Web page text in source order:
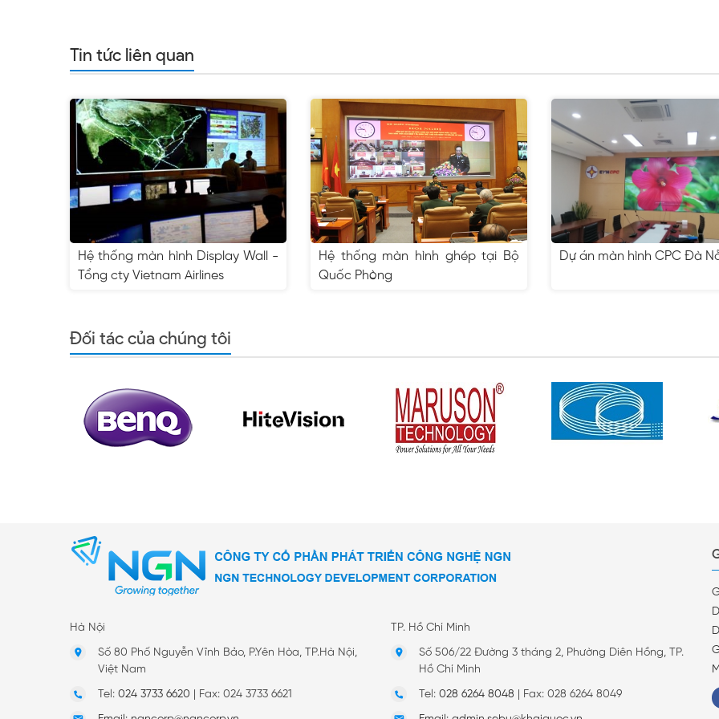
Tin tức liên quan
Hệ thống màn hình Display Wall -
Tổng cty Vietnam Airlines
Hệ thống màn hình ghép tại Bộ
Quốc Phòng
Dự án màn hình CPC Đà
Đối tác của chúng tôi
Hà Nội
Số 80 Phố Nguyễn Vĩnh Bảo, P.Yên Hòa, TP.Hà Nội,
Việt Nam
Tel: 024 3733 6620 Fax: 024 3733 6621
TP. Hồ Chí Minh
Số 506/22 Đường 3 tháng 2, Phường Diên Hồng, TP.
Hồ Chí Minh
Tel: 028 6264 8048 Fax: 028 6264 8049